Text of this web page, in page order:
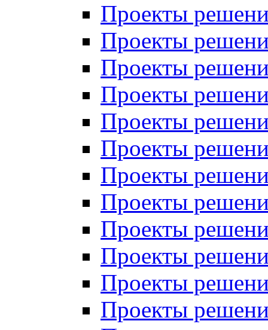
Проекты
Проекты
Проекты
Проекты
Проекты
Проекты
Проекты
Проекты
Проекты
Проекты
Проекты
Проекты